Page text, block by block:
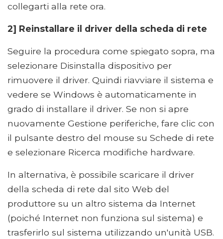
collegarti alla rete ora.
2] Reinstallare il driver della scheda di rete
Seguire la procedura come spiegato sopra, ma
selezionare Disinstalla dispositivo per
rimuovere il driver. Quindi riavviare il sistema e
vedere se Windows è automaticamente in
grado di installare il driver. Se non si apre
nuovamente Gestione periferiche, fare clic con
il pulsante destro del mouse su Schede di rete
e selezionare Ricerca modifiche hardware.
In alternativa, è possibile scaricare il driver
della scheda di rete dal sito Web del
produttore su un altro sistema da Internet
(poiché Internet non funziona sul sistema) e
trasferirlo sul sistema utilizzando un'unità USB.